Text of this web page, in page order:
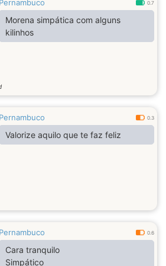
Pernambuco 0.7
Morena simpática com alguns
kilinhos
Pernambuco 0.3
Valorize aquilo que te faz feliz
Pernambuco 0.6
Cara tranquilo
Simpático